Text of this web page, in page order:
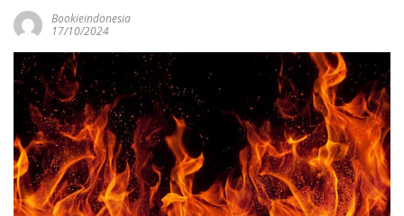
Bookieindonesia
17/10/2024